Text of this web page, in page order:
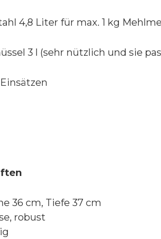
4,8 Liter für max. 1 kg
3 l (sehr nützlich und sie
36 cm, Tiefe 37 cm
robust